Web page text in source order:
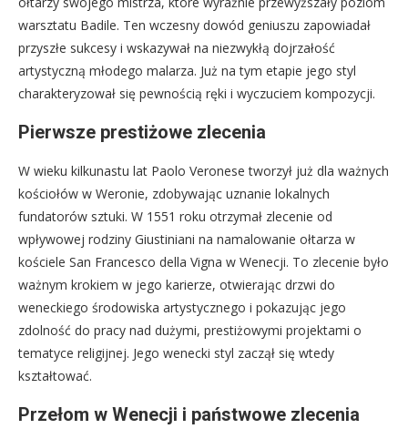
warsztatu Badile. Ten wczesny dowód geniuszu zapowiadał
przyszłe sukcesy i wskazywał na niezwykłą dojrzałość
artystyczną młodego malarza. Już na tym etapie jego styl
charakteryzował się pewnością ręki i wyczuciem kompozycji.
Pierwsze prestiżowe zlecenia
W wieku kilkunastu lat Paolo Veronese tworzył już dla ważnych
kościołów w Weronie, zdobywając uznanie lokalnych
fundatorów sztuki. W 1551 roku otrzymał zlecenie od
wpływowej rodziny Giustiniani na namalowanie ołtarza w
kościele San Francesco della Vigna w Wenecji. To zlecenie było
ważnym krokiem w jego karierze, otwierając drzwi do
weneckiego środowiska artystycznego i pokazując jego
zdolność do pracy nad dużymi, prestiżowymi projektami o
tematyce religijnej. Jego wenecki styl zaczął się wtedy
kształtować.
Przełom w Wenecji i państwowe zlecenia